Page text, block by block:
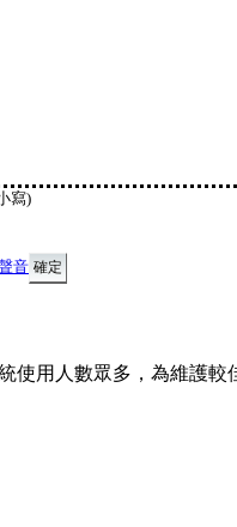
寫)
音
使用人數眾多，為維護